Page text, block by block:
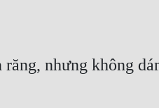
răng, nhưng không